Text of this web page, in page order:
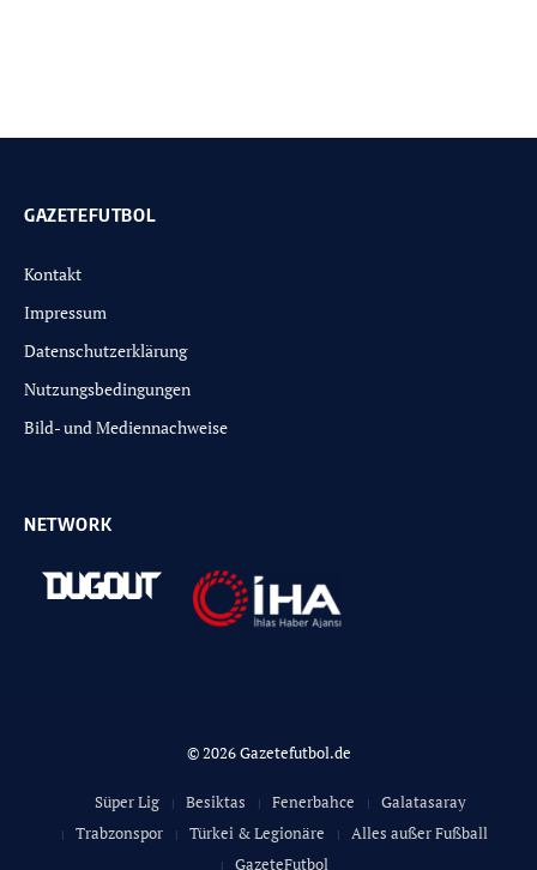
GAZETEFUTBOL
Kontakt
Impressum
Datenschutzerklärung
Nutzungsbedingungen
Bild- und Mediennachweise
NETWORK
© 2026 Gazetefutbol.de
Süper Lig Besiktas Fenerbahce
Galatasaray
Trabzonspor
Türkei & Legionäre
Alles außer Fußball
GazeteFutbol